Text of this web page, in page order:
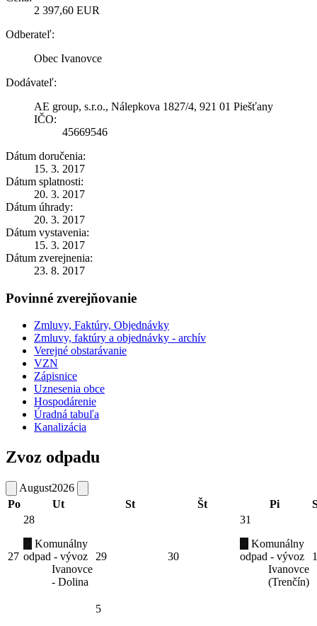
2 397,60 EUR
Odberateľ:
Obec Ivanovce
Dodávateľ:
AE group, s.r.o., Nálepkova 1827/4, 921 01 Piešťany
IČO:
45669546
Dátum doručenia:
15. 3. 2017
Dátum splatnosti:
20. 3. 2017
Dátum úhrady:
20. 3. 2017
Dátum vystavenia:
15. 3. 2017
Dátum zverejnenia:
23. 8. 2017
Povinné zverejňovanie
Zmluvy, Faktúry, Objednávky
Zmluvy, faktúry a objednávky - archív
Verejné obstarávanie
VZN
Zápisnice
Uznesenia obce
Hospodárenie
Úradná tabuľa
Kanalizácia
Zvoz odpadu
August2026
Po
Ut St Št Pi
27
28
Komunálny
odpad - vývoz
Ivanovce
- Dolina
29 30
31
Komunálny
odpad - vývoz
Ivanovce
(Trenčín)
1
5